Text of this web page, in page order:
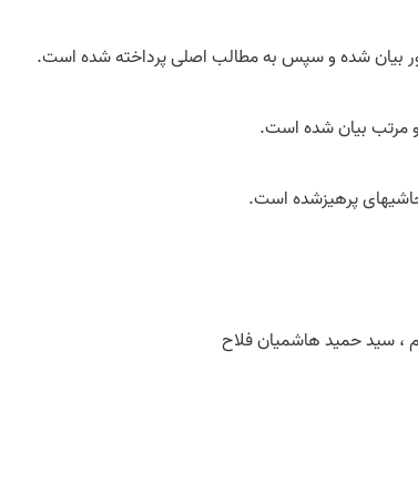
بیان شده و سپس به مطالب اصلی پرداخته شده است.
مرتب بیان شده است.
پرهیزشده است.
سید حمید هاشمیان فلاح